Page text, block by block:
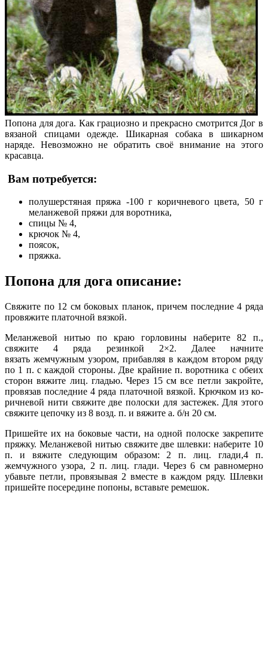
Попона для дога. Как грациозно и прекрасно смотрится Дог в
вязаной спицами одежде. Шикарная собака в шикарном
наряде. Невозможно не обратить своё внимание на этого
красавца.
Вам потребуется:
полушерстяная пряжа -100 г коричневого цвета, 50 г
меланжевой пряжи для воротника,
спицы № 4,
крючок № 4,
поясок,
пряжка.
Попона для дога описание:
Свяжите по 12 см боковых планок, причем последние 4 ряда
провяжите платочной вязкой.
Меланжевой нитью по краю горло­вины наберите 82 п.,
свяжите 4 ряда резинкой 2×2. Далее начните
вязать жемчужным узором, прибавляя в каждом втором ряду
по 1 п. с каждой стороны. Две крайние п. воротника с обеих
сто­рон вяжите лиц. гладью. Через 15 см все петли закройте,
провязав последние 4 ряда платочной вязкой. Крючком из ко­
ричневой нити свяжите две полоски для застежек. Для этого
свяжите цепочку из 8 возд. п. и вяжите а. б/н 20 см.
Пришейте их на боковые части, на одной полоске закрепите
пряжку. Меланжевой нитью свяжите две шлевки: наберите 10
п. и вяжите следующим образом: 2 п. лиц. глади,4 п.
жемчужного узора, 2 п. лиц. глади. Через 6 см равномерно
убавьте петли, провязывая 2 вместе в каждом ряду. Шлевки
пришейте посередине попоны, вставьте ремешок.